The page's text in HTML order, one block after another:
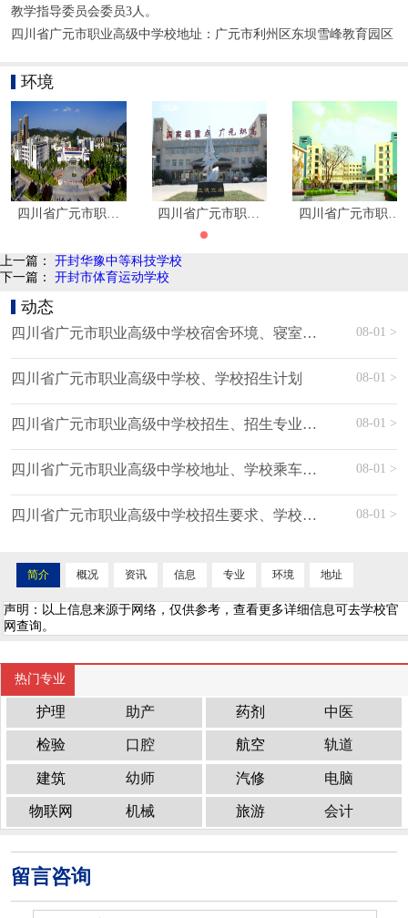
教学指导委员会委员3人。
四川省广元市职业高级中学校地址：广元市利州区东坝雪峰教育园区
环境
四川省广元市职业高级中学校环境图片|学校寝室环境
四川省广元市职业高级中学校环境图片|学校
四川省广元市职业
上一篇： 开封华豫中等科技学校
下一篇： 开封市体育运动学校
动态
四川省广元市职业高级中学校宿舍环境、寝室环境 08-01 >
四川省广元市职业高级中学校、学校招生计划 08-01 >
四川省广元市职业高级中学校招生、招生专业有哪些 08-01 >
四川省广元市职业高级中学校地址、学校乘车路线 08-01 >
四川省广元市职业高级中学校招生要求、学校招生要求 08-01 >
简介 概况 资讯 信息 专业 环境 地址
声明：以上信息来源于网络，仅供参考，查看更多详细信息可去学校官
网查询。
热门专业
护理 助产 药剂 中医
检验 口腔 航空 轨道
建筑 幼师 汽修 电脑
物联网 机械 旅游 会计
留言咨询